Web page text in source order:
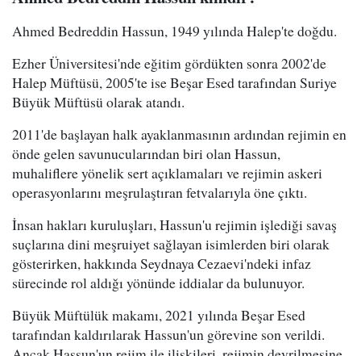
Ahmed Bedreddin Hassun, 1949 yılında Halep'te doğdu.
Ezher Üniversitesi'nde eğitim gördükten sonra 2002'de
Halep Müftüsü, 2005'te ise Beşar Esed tarafından Suriye
Büyük Müftüsü olarak atandı.
2011'de başlayan halk ayaklanmasının ardından rejimin en
önde gelen savunucularından biri olan Hassun,
muhaliflere yönelik sert açıklamaları ve rejimin askeri
operasyonlarını meşrulaştıran fetvalarıyla öne çıktı.
İnsan hakları kuruluşları, Hassun'u rejimin işlediği savaş
suçlarına dini meşruiyet sağlayan isimlerden biri olarak
gösterirken, hakkında Seydnaya Cezaevi'ndeki infaz
sürecinde rol aldığı yönünde iddialar da bulunuyor.
Büyük Müftülük makamı, 2021 yılında Beşar Esed
tarafından kaldırılarak Hassun'un görevine son verildi.